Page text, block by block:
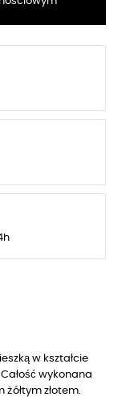
w kształcie
wykonana
złotem.